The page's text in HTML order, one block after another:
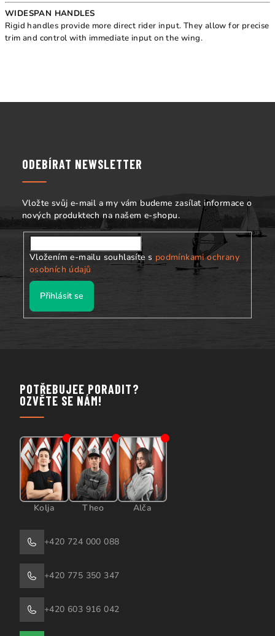
WIDESPAN HANDLES
Rigid handles provide more direct rider input. They allow for precise
trim and control with immediate input on the wing.
ODEBÍRAT NEWSLETTER
Vložte svůj e-mail a my vám budeme zasílat informace o
nových produktech na našem e-shopu.
Vložením e-mailu souhlasíte s podmínkami ochrany
osobních údajů
Přihlásit se
POTŘEBUJEE PORADIT?
OZVĚTE SE NÁM!
Kolja Theo Alča
+420 724 000 088
+420 775 350 347
+420 603 916 042